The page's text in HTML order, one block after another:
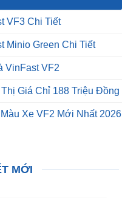
VF3 Chi Tiết
Minio Green Chi Tiết
VinFast VF2
Giá Chỉ 188 Triệu Đồng
Xe VF2 Mới Nhất 2026
MỚI